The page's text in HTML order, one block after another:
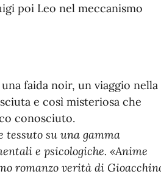
poi Leo nel meccanismo
faida noir, un viaggio nella
e così misteriosa che
conosciuto.
tessuto su una gamma
e psicologiche. «Anime
romanzo verità di